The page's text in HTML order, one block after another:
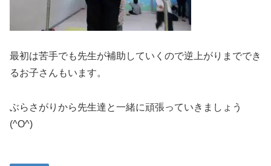
最初は苦手でも先生が補助していくので逆上がりまででき
るお子さんもいます。
ぶらさがりから先生達と一緒に頑張っていきましょう
(^O^)